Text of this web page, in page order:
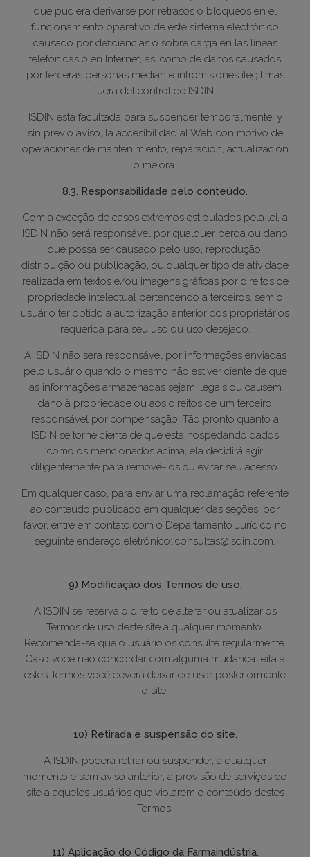
que pudiera derivarse por retrasos o bloqueos en el
funcionamiento operativo de este sistema electrónico
causado por deficiencias o sobre carga en las líneas
telefónicas o en Internet, así como de daños causados
por terceras personas mediante intromisiones ilegitimas
fuera del control de ISDIN.
ISDIN está facultada para suspender temporalmente, y
sin previo aviso, la accesibilidad al Web con motivo de
operaciones de mantenimiento, reparación, actualización
o mejora.
8.3. Responsabilidade pelo conteúdo.
Com a exceção de casos extremos estipulados pela lei, a
ISDIN não será responsável por qualquer perda ou dano
que possa ser causado pelo uso, reprodução,
distribuição ou publicação, ou qualquer tipo de atividade
realizada em textos e/ou imagens gráficas por direitos de
propriedade intelectual pertencendo a terceiros, sem o
usuário ter obtido a autorização anterior dos proprietários
requerida para seu uso ou uso desejado.
A ISDIN não será responsável por informações enviadas
pelo usuário quando o mesmo não estiver ciente de que
as informações armazenadas sejam ilegais ou causem
dano à propriedade ou aos direitos de um terceiro
responsável por compensação. Tão pronto quanto a
ISDIN se torne ciente de que esta hospedando dados
como os mencionados acima, ela decidirá agir
diligentemente para removê-los ou evitar seu acesso.
Em qualquer caso, para enviar uma reclamação referente
ao conteúdo publicado em qualquer das seções, por
favor, entre em contato com o Departamento Jurídico no
seguinte endereço eletrônico: consultas@isdin.com.
9) Modificação dos Termos de uso.
A ISDIN se reserva o direito de alterar ou atualizar os
Termos de uso deste site a qualquer momento.
Recomenda-se que o usuário os consulte regularmente.
Caso você não concordar com alguma mudança feita a
estes Termos você deverá deixar de usar posteriormente
o site.
10) Retirada e suspensão do site.
A ISDIN poderá retirar ou suspender, a qualquer
momento e sem aviso anterior, a provisão de serviços do
site a aqueles usuários que violarem o conteúdo destes
Termos.
11) Aplicação do Código da Farmaindústria.